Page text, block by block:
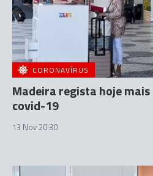
CORONAVÍRUS
Madeira regista hoje mais
covid-19
13 Nov 20:30